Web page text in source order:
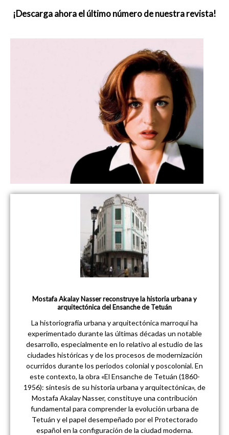
¡Descarga ahora el último número de nuestra revista!
Mostafa Akalay Nasser reconstruye la historia urbana y
arquitectónica del Ensanche de Tetuán
La historiografía urbana y arquitectónica marroquí ha
experimentado durante las últimas décadas un notable
desarrollo, especialmente en lo relativo al estudio de las
ciudades históricas y de los procesos de modernización
ocurridos durante los periodos colonial y poscolonial. En
este contexto, la obra «El Ensanche de Tetuán (1860-
1956): síntesis de su historia urbana y arquitectónica», de
Mostafa Akalay Nasser, constituye una contribución
fundamental para comprender la evolución urbana de
Tetuán y el papel desempeñado por el Protectorado
español en la configuración de la ciudad moderna.